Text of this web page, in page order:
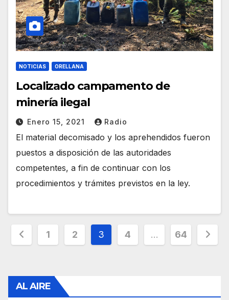
NOTICIAS ORELLANA
Localizado campamento de
minería ilegal
Enero 15, 2021 Radio
El material decomisado y los aprehendidos fueron
puestos a disposición de las autoridades
competentes, a fin de continuar con los
procedimientos y trámites previstos en la ley.
Paginación
entradas
1 2 3 4 … 64
AL AIRE